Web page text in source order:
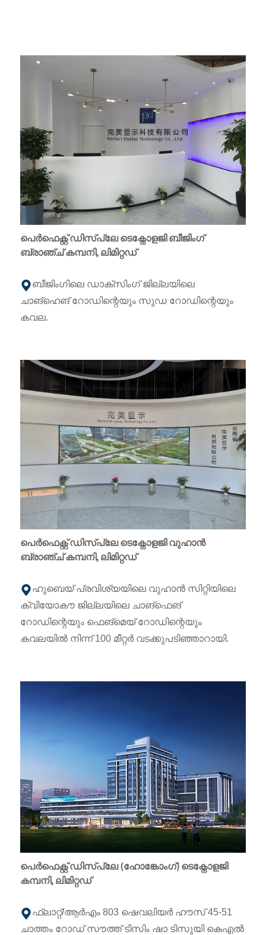
പെർഫെക്റ്റ് ഡിസ്പ്ലേ ടെക്നോളജി ബീജിംഗ്
ബ്രാഞ്ച് കമ്പനി, ലിമിറ്റഡ്
ബീജിംഗിലെ ഡാക്സിംഗ് ജില്ലയിലെ
ചാങ്‌ഹെങ് റോഡിന്റെയും സുഡ റോഡിന്റെയും
കവല.
പെർഫെക്റ്റ് ഡിസ്പ്ലേ ടെക്നോളജി വുഹാൻ
ബ്രാഞ്ച് കമ്പനി, ലിമിറ്റഡ്
ഹുബെയ് പ്രവിശ്യയിലെ വുഹാൻ സിറ്റിയിലെ
ക്വിയോകൗ ജില്ലയിലെ ചാങ്‌ഫെങ്
റോഡിന്റെയും ഫെങ്‌മെയ് റോഡിന്റെയും
കവലയിൽ നിന്ന് 100 മീറ്റർ വടക്കുപടിഞ്ഞാറായി.
പെർഫെക്റ്റ് ഡിസ്പ്ലേ (ഹോങ്കോംഗ്) ടെക്നോളജി
കമ്പനി, ലിമിറ്റഡ്
ഫ്ലാറ്റ്/ആർഎം 803 ഷെവലിയർ ഹൗസ് 45-51
ചാത്തം റോഡ് സൗത്ത് ടിസിം ഷാ ടിസുയി കെഎൽ